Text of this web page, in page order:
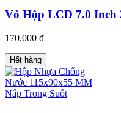
Vỏ Hộp LCD 7.0 Inch
170.000 đ
Hết hàng